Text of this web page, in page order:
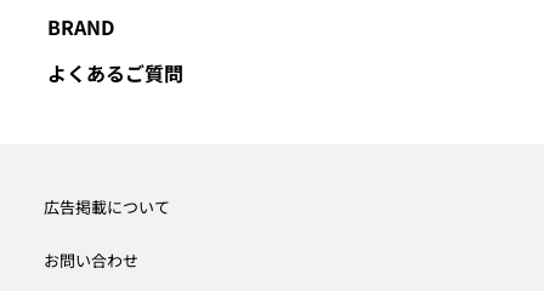
BRAND
よくあるご質問
広告掲載について
お問い合わせ